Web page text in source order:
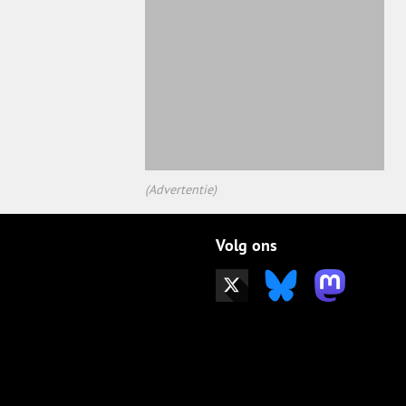
(Advertentie)
Volg ons